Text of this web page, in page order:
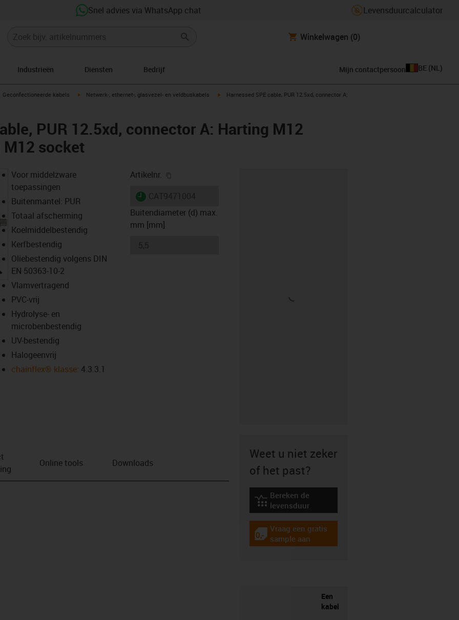
Snel advies via WhatsApp chat Levensduurcalculator
Winkelwagen (0)
Industrieën Diensten Bedrijf Mijn contactpersoon BE (NL )
igus-icon-arrow-right
Geconfectioneerde kabels igus-icon-arrow-right
Netwerk-, ethernet-, glasvezel- en veldbuskabels igus-icon-arrow-right
Harnessed SPE cable, PUR 12.5xd, connector A:
PUR 12.5xd, connector A: Harting M12
socket
igus-icon-lupe
Voor middelzware
toepassingen
Buitenmantel: PUR
Totaal afscherming
Koelmiddelbestendig
Kerfbestendig
Oliebestendig volgens DIN
EN 50363-10-2
Vlamvertragend
PVC-vrij
Hydrolyse- en
microbenbestendig
UV-bestendig
Halogeenvrij
chainflex® klasse: 4.3.3.1
Artikelnr.
igus-icon-lieferzeit
Buitendiameter (d) max.
mm [mm]
Online tools Downloads
Weet u niet zeker
of het past?
igus-icon-lebensdauerrechner
Bereken de
levensduur
igus-icon-gratismuster
Vraag een gratis
sample aan
Een
kabel